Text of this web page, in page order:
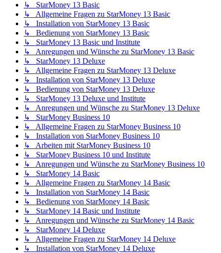
↳ StarMoney 13 Basic
↳ Allgemeine Fragen zu StarMoney 13 Basic
↳ Installation von StarMoney 13 Basic
↳ Bedienung von StarMoney 13 Basic
↳ StarMoney 13 Basic und Institute
↳ Anregungen und Wünsche zu StarMoney 13 Basic
↳ StarMoney 13 Deluxe
↳ Allgemeine Fragen zu StarMoney 13 Deluxe
↳ Installation von StarMoney 13 Deluxe
↳ Bedienung von StarMoney 13 Deluxe
↳ StarMoney 13 Deluxe und Institute
↳ Anregungen und Wünsche zu StarMoney 13 Deluxe
↳ StarMoney Business 10
↳ Allgemeine Fragen zu StarMoney Business 10
↳ Installation von StarMoney Business 10
↳ Arbeiten mit StarMoney Business 10
↳ StarMoney Business 10 und Institute
↳ Anregungen und Wünsche zu StarMoney Business 10
↳ StarMoney 14 Basic
↳ Allgemeine Fragen zu StarMoney 14 Basic
↳ Installation von StarMoney 14 Basic
↳ Bedienung von StarMoney 14 Basic
↳ StarMoney 14 Basic und Institute
↳ Anregungen und Wünsche zu StarMoney 14 Basic
↳ StarMoney 14 Deluxe
↳ Allgemeine Fragen zu StarMoney 14 Deluxe
↳ Installation von StarMoney 14 Deluxe